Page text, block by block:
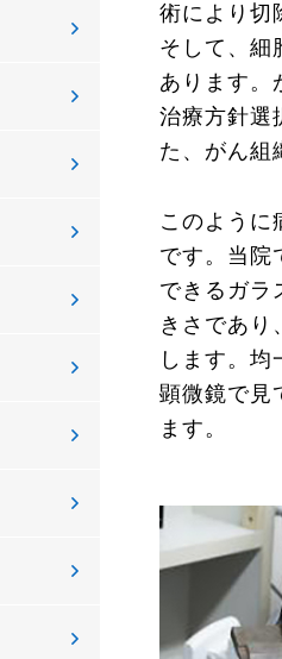
術により切
そして、細
あります。
治療方針選
た、がん組
このように
です。当院
できるガラ
きさであり
します。
顕微鏡で見
ます。